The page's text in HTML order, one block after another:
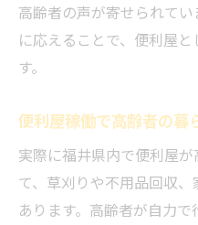
高齢者の声が寄せられて
に応えることで、便利屋
す。
便利屋稼働で高齢者の暮
実際に福井県内で便利屋
て、草刈りや不用品回収
あります。高齢者が自力で